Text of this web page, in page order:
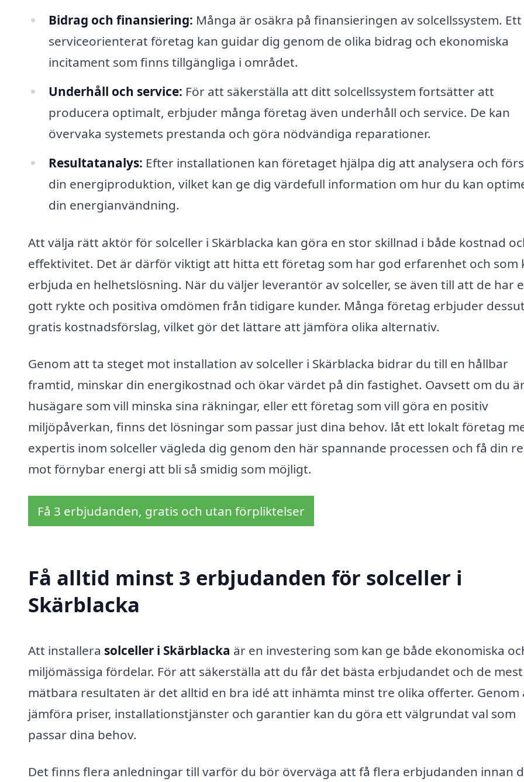
Bidrag och finansiering: Många är osäkra på finansieringen av solcellssystem. Ett
serviceorienterat företag kan guidar dig genom de olika bidrag och ekonomiska
incitament som finns tillgängliga i området.
Underhåll och service: För att säkerställa att ditt solcellssystem fortsätter att
producera optimalt, erbjuder många företag även underhåll och service. De kan
övervaka systemets prestanda och göra nödvändiga reparationer.
Resultatanalys: Efter installationen kan företaget hjälpa dig att analysera och
din energiproduktion, vilket kan ge dig värdefull information om hur du kan
din energianvändning.
Att välja rätt aktör för solceller i Skärblacka kan göra en stor skillnad i både kostnad
effektivitet. Det är därför viktigt att hitta ett företag som har god erfarenhet och som
erbjuda en helhetslösning. När du väljer leverantör av solceller, se även till att de har
gott rykte och positiva omdömen från tidigare kunder. Många företag erbjuder
gratis kostnadsförslag, vilket gör det lättare att jämföra olika alternativ.
Genom att ta steget mot installation av solceller i Skärblacka bidrar du till en hållbar
framtid, minskar din energikostnad och ökar värdet på din fastighet. Oavsett om du
husägare som vill minska sina räkningar, eller ett företag som vill göra en positiv
miljöpåverkan, finns det lösningar som passar just dina behov. låt ett lokalt företag
expertis inom solceller vägleda dig genom den här spannande processen och få din
mot förnybar energi att bli så smidig som möjligt.
Få 3 erbjudanden, gratis och utan förpliktelser
Få alltid minst 3 erbjudanden för solceller i
Skärblacka
Att installera solceller i Skärblacka är en investering som kan ge både ekonomiska
miljömässiga fördelar. För att säkerställa att du får det bästa erbjudandet och de mest
mätbara resultaten är det alltid en bra idé att inhämta minst tre olika offerter. Genom
jämföra priser, installationstjänster och garantier kan du göra ett välgrundat val som
passar dina behov.
Det finns flera anledningar till varför du bör överväga att få flera erbjudanden innan